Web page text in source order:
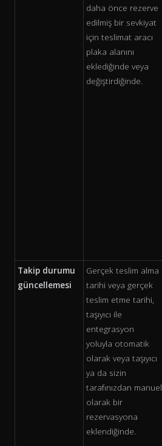
daha önce rezerve
edilmiş bir sevkiyat
için teslimat aracı
plaka alanını
eklediğinde veya
değiştirdiğinde.
Takip durumu
güncellemesi
Gerçek teslim alma
tarihi veya gerçek
teslim etme tarihi,
taşıyıcı ile
entegrasyon
yoluyla otomatik
olarak veya taşıyıcı
ya da sizin
tarafınızdan manuel
olarak bir
rezervasyona
eklendiğinde.